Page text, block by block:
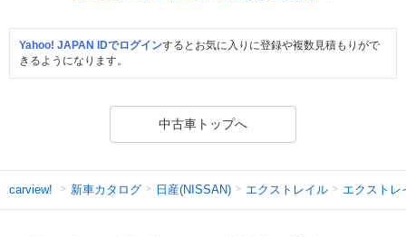
Yahoo! JAPAN IDでログインするとお気に入りに登録や複数見積もりがで
きるようになります。
中古車トップへ
carview! 新車カタログ 日産(NISSAN) エクストレイル エクストレ